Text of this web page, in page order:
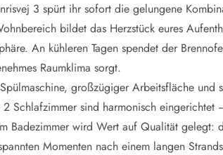
3 spürt ihr sofort die gelungene
bildet das Herzstück eures
An kühleren Tagen spendet der
Raumklima sorgt.
großzügiger Arbeitsfläche und
Schlafzimmer sind harmonisch
Badezimmer wird Wert auf Qualität gelegt:
Momenten nach einem langen